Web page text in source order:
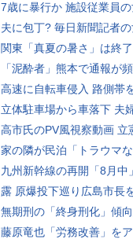
7歳に暴行か 施設従業員
夫に包丁? 毎日新聞記者
関東「真夏の暑さ」は終
「泥酔者」熊本で通報が
高速に自転車侵入 路側帯
立体駐車場から車落下 夫
高市氏のPV風視察動画 立
家の隣が民泊「トラウマな
九州新幹線の再開「8月中
露 原爆投下巡り広島市長
無期刑の「終身刑化」傾向
藤原竜也「労務改善」を